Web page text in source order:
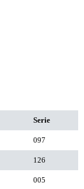
Serie
097
126
005